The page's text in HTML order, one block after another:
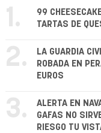
1.
99
TARTAS DE
2.
LA GUARDIA
ROBADA EN
EUROS
3.
ALERTA EN
GAFAS NO
RIESGO TU